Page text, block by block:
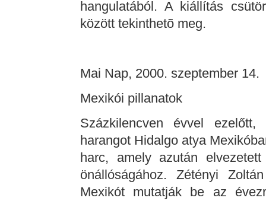
hangulatából. A kiállítás
között tekinthetõ meg.
Mai Nap, 2000. szeptember 14.
Mexikói pillanatok
Százkilencven évvel
harangot Hidalgo atya
harc, amely azután
önállóságához. Zétényi
Mexikót mutatják be az